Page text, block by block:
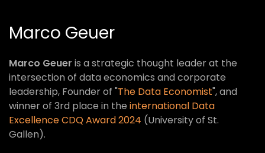
Marco Geuer
Marco Geuer is a strategic thought leader at the
intersection of data economics and corporate
leadership, Founder of "The Data Economist", and
winner of 3rd place in the international Data
Excellence CDQ Award 2024 (University of St.
Gallen).